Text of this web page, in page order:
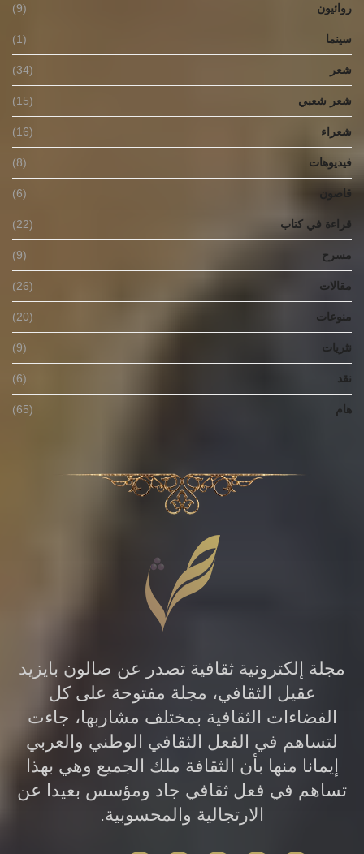
روائيون (9)
سينما (1)
شعر (34)
شعر شعبي (15)
شعراء (16)
فيديوهات (8)
قاصون (6)
قراءة في كتاب (22)
مسرح (9)
مقالات (26)
منوعات (20)
نثريات (9)
نقد (6)
هام (65)
مجلة إلكترونية ثقافية تصدر عن صالون بايزيد
عقيل الثقافي، مجلة مفتوحة على كل
الفضاءات الثقافية بمختلف مشاربها، جاءت
لتساهم في الفعل الثقافي الوطني والعربي
إيمانا منها بأن الثقافة ملك الجميع وهي بهذا
تساهم في فعل ثقافي جاد ومؤسس بعيدا عن
الارتجالية والمحسوبية.